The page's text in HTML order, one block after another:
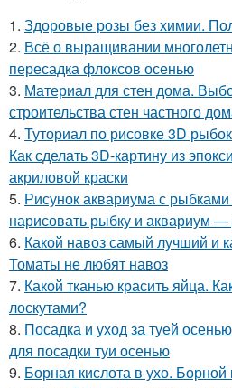
1. Здоровые розы без химии.
2. Всё о выращивании
пересадка флоксов осенью
3. Материал для стен дома.
строительства стен частного
4. Туториал по рисовке 3D
Как сделать 3D-картину из
акриловой краски
5. Рисунок аквариума с
нарисовать рыбку и аквариум —
6. Какой навоз самый лучший и
Томаты не любят навоз
7. Какой тканью красить яйца.
лоскутами?
8. Посадка и уход за туей
для посадки туи осенью
9. Борная кислота в ухо. Борной